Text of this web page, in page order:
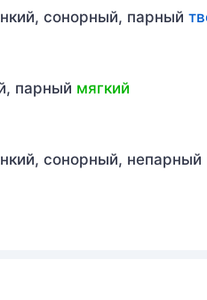
сонорный, парный
парный мягкий
сонорный, непарный